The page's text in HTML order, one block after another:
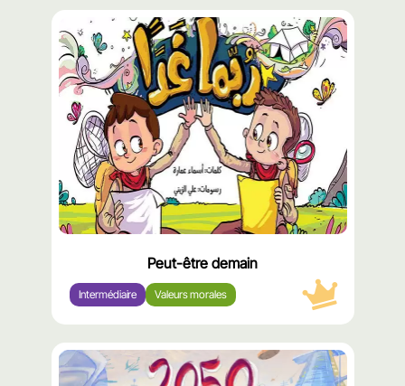
محتوى
مميّز
Peut-être demain
Intermédiaire Valeurs morales
محتوى
مميّز